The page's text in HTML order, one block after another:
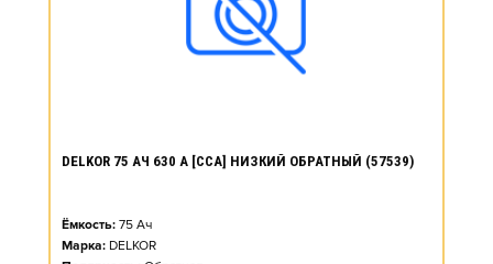
DELKOR 75 АЧ 630 А [CCA] НИЗКИЙ ОБРАТНЫЙ (57539)
Ёмкость: 75 Ач
Марка: DELKOR